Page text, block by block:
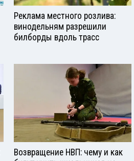
Реклама местного розлива:
винодельням разрешили
билборды вдоль трасс
Возвращение НВП: чему и как